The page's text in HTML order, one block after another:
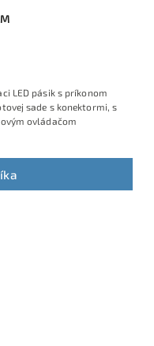
LED pásik s príkonom
sade s konektormi, s
ovládačom